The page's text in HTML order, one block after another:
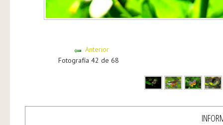
Anterior
Fotografía 42 de 68